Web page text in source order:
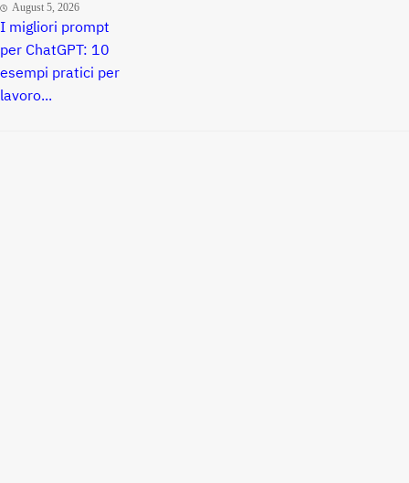
August 5, 2026
I migliori prompt
per ChatGPT: 10
esempi pratici per
lavoro...